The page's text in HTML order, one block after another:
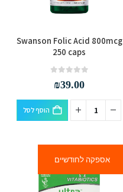
Swanson Folic Acid 800mcg
250 caps
₪39.00
הוסף לסל
אספקה לחודשיים